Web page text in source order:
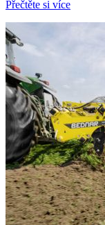
Přečtěte si více